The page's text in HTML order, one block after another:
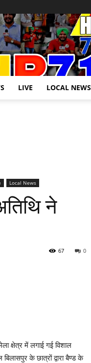
LIVE LOCAL NEWS
Local News
ने
0
67
क्षेत्र में लगाई गई विशाल
के छात्रों द्वारा बैण्ड के